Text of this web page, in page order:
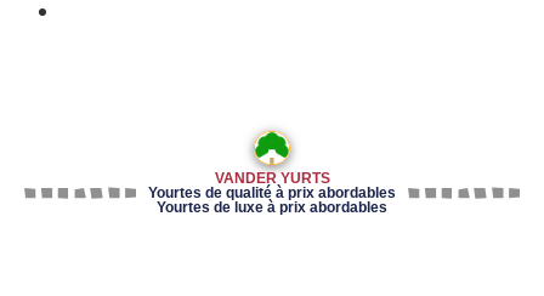
VANDER YURTS
Yourtes de qualité à prix abordables
Yourtes de luxe à prix abordables